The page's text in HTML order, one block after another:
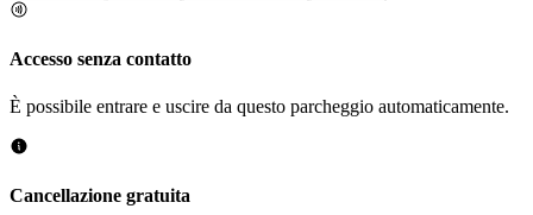
Accesso senza contatto
È possibile entrare e uscire da questo parcheggio automaticamente.
Cancellazione gratuita